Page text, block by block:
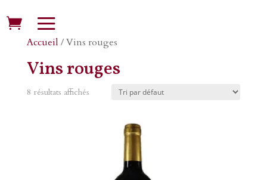
Accueil / Vins rouges
Vins rouges
8 résultats affichés